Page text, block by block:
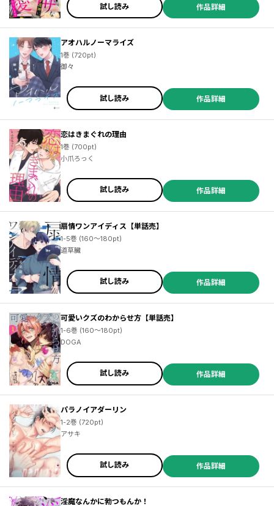
試し読み 作品詳細
アオハルノーマライズ
1巻 (720pt)
御々
試し読み 作品詳細
恋はきまぐれの理由
1巻 (700pt)
小爪ろっく
試し読み 作品詳細
扇情ワンアイディス【単話売】
1-5巻 (160～180pt)
道草臓
試し読み 作品詳細
可愛いクズのわからせ方【単話売】
1-6巻 (160～180pt)
DOGA
試し読み 作品詳細
パラノイアダーリン
1-2巻 (720pt)
アサキ
試し読み 作品詳細
淫魔なんかに勃つもんか！